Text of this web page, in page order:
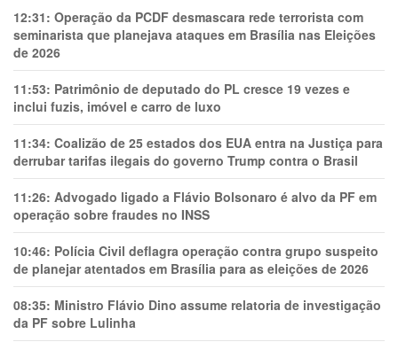
12:31: Operação da PCDF desmascara rede terrorista com
seminarista que planejava ataques em Brasília nas Eleições
de 2026
11:53: Patrimônio de deputado do PL cresce 19 vezes e
inclui fuzis, imóvel e carro de luxo
11:34: Coalizão de 25 estados dos EUA entra na Justiça para
derrubar tarifas ilegais do governo Trump contra o Brasil
11:26: Advogado ligado a Flávio Bolsonaro é alvo da PF em
operação sobre fraudes no INSS
10:46: Polícia Civil deflagra operação contra grupo suspeito
de planejar atentados em Brasília para as eleições de 2026
08:35: Ministro Flávio Dino assume relatoria de investigação
da PF sobre Lulinha